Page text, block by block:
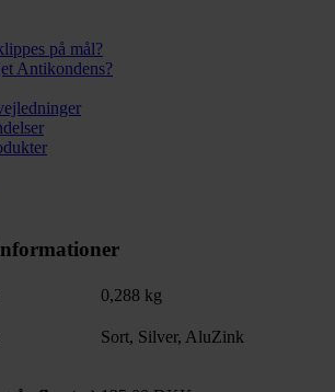
på mål?
Antikondens?
0,288 kg
Sort, Silver, AluZink